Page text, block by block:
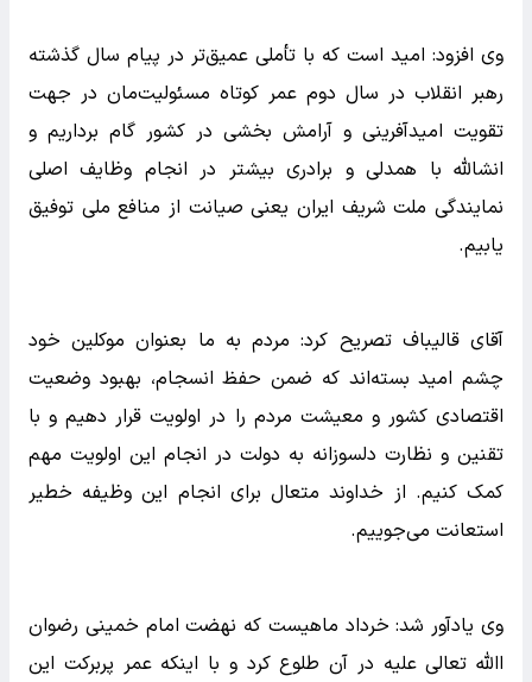
وی افزود: امید است که با تأملی عمیق‌تر در پیام سال گذشته
رهبر انقلاب در سال دوم عمر کوتاه مسئولیت‌مان در جهت
تقویت امیدآفرینی و آرامش بخشی در کشور گام برداریم و
انشالله با همدلی و برادری بیشتر در انجام وظایف اصلی
نمایندگی ملت شریف ایران یعنی صیانت از منافع ملی توفیق
یابیم.
آقای قالیباف تصریح کرد: مردم به ما بعنوان موکلین خود
چشم امید بسته‌اند که ضمن حفظ انسجام، بهبود وضعیت
اقتصادی کشور و معیشت مردم را در اولویت قرار دهیم و با
تقنین و نظارت دلسوزانه به دولت در انجام این اولویت مهم
کمک کنیم. از خداوند متعال برای انجام این وظیفه خطیر
استعانت می‌جوییم.
وی یادآور شد: خرداد ماهیست که نهضت امام خمینی رضوان
االله تعالی علیه در آن طلوع کرد و با اینکه عمر پربرکت این